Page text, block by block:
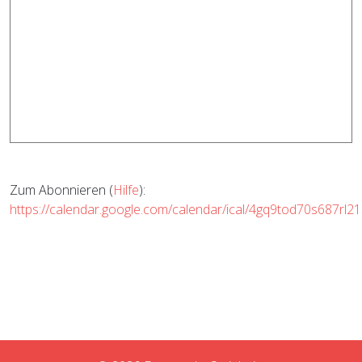
Zum Abonnieren (Hilfe):
https://calendar.google.com/calendar/ical/